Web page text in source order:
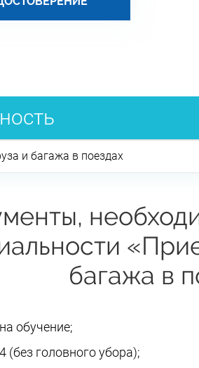
и багажа в поездах
багажа в
обучение;
(без головного убора);